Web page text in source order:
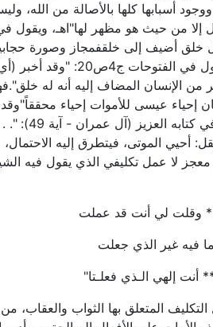
أسبابها كلها بالأصالة من الله،
إلا من حيث هو مظهر لها"اهـ، ويقول
ج3ص386: "وكل خلق أضيف إلى خلقفمجاز وصورة
العالِم من الجاهل"اهـ، ويقول في الفتوحات ج4ص20:
من الإنسان المضاف إليه أنه له
إحياء عيسى للأموات إحياء محققاً"وقد
تعالى عن عيسى أنه قال في
أحيي الموتى، فيتطرق إليه الاحتمال،
لا عمل تكليفي الذي يقول فيه
وقلت لي أنت قد عملت
فيه غير الذي جعلت
أنت إلهي الـذي فعلـتا"
المتعلق بها الثواب والعقاب، من